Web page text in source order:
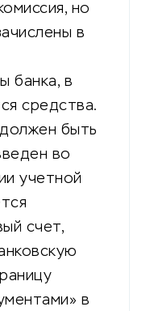
но
в
банка, в
средства.
быть
во
учетной
счет,
в